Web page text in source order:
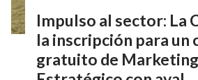
Impulso al sector: La
la inscripción para un
gratuito de